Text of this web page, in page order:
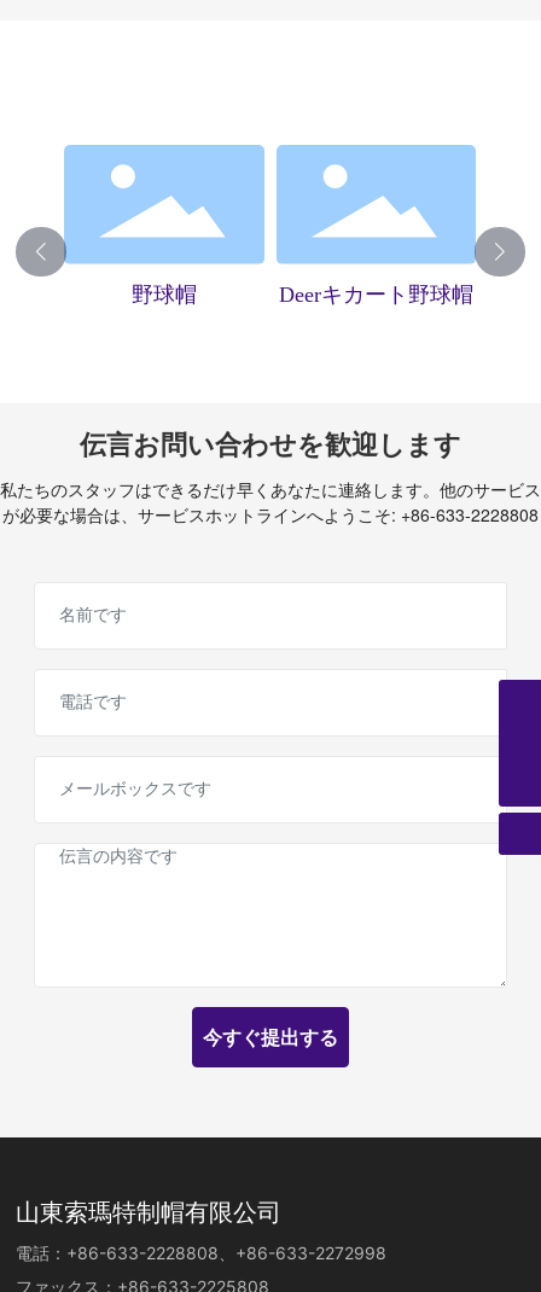
野球帽 Deerキカート野球帽
伝言お問い合わせを歓迎します
私たちのスタッフはできるだけ早くあなたに連絡します。他のサービス
が必要な場合は、サービスホットラインへようこそ: +86-633-2228808
今すぐ提出する
山東索瑪特制帽有限公司
電話： +86-633-2228808
+86-633-2272998
ファックス： +86-633-2225808